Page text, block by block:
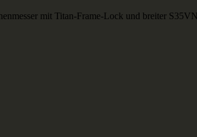
mit Titan-Frame-Lock und breiter